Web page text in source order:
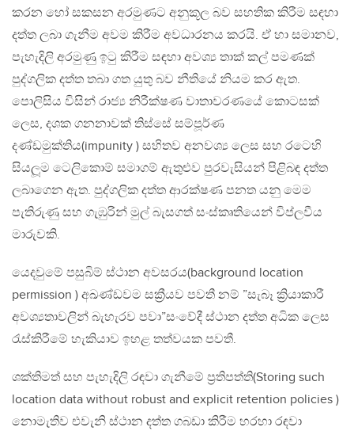
කරන හෝ සකසන අරමුණට අනුකූල බව සහතික කිරීම සඳහා
දත්ත ලබා ගැනීම අවම කිරීම අවධාරනය කරයි. ඒ හා සමානව,
පැහැදිලි අරමුණු ඉටු කිරීම සඳහා අවශ්‍ය තාක් කල් පමණක්
පුද්ගලික දත්ත තබා ගත යුතු බව නීතියේ නියම කර ඇත.
පොලිසිය විසින් රාජ්‍ය නිරීක්ෂණ වාතාවරණයේ කොටසක්
ලෙස, දශක ගනනාවක් තිස්සේ සම්පූර්ණ
දණ්ඩමුක්තිය(impunity ) සහිතව අනවශ්‍ය ලෙස සහ රටෙහි
සියලූම ටෙලිකොම් සමාගම් ඇතුළුව පුරවැසියන් පිළිබඳ දත්ත
ලබාගෙන ඇත. පුද්ගලික දත්ත ආරක්ෂණ පනත යනු මෙම
පැතිරුණු සහ ගැඹුරින් මුල් බැසගත් සංස්කෘතියෙන් විප්ලවීය
මාරුවකි.
යෙදවුමේ පසුබිම් ස්ථාන අවසරය(background location
permission ) අඛණ්ඩවම සක්‍රීයව පවතී නම් ”සැබෑ ක්‍රියාකාරී
අවශ්‍යතාවලින් බැහැරව පවා”සංවේදී ස්ථාන දත්ත අධික ලෙස
රැස්කිරීමේ හැකියාව ඉහළ තත්වයක පවතී.
ශක්තිමත් සහ පැහැදිලි රඳවා ගැනීමේ ප්‍රතිපත්ති(Storing such
location data without robust and explicit retention policies )
නොමැතිව එවැනි ස්ථාන දත්ත ගබඩා කිරීම හරහා රඳවා